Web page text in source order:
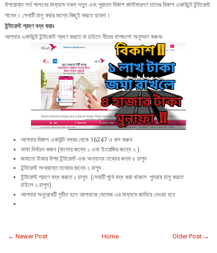
উপরোক্ত শর্ত পালনের মাধ্যমে সকল নতুন এবং পুরাতন বিকাশ কাস্টমারগণ তাদের বিকাশ একাউন্টে ইন্টারেস্ট
পাবেন। সেবাটি চালু করার জন্যে কিছুই করতে হবেনা।
ইন্টারেস্ট গ্রহণ বন্ধ করাঃ
আপনার একাউন্টে ইন্টারেস্ট গ্রহণ করতে না চাইলে নীচের ধাপগুলো অনুসরণ করুনঃ
আপনার বিকাশ একাউন্ট নম্বর থেকে 16247 এ কল করুন
ভাষা নির্বাচন করুন (বাংলার জন্যে ১ এবং ইংরেজির জন্যে ২ )
জমানো টাকার উপর ইন্টারেস্ট এবং অন্যান্য তথ্যের জন্য ৫ চাপুন
ইন্টারেস্ট সংক্রান্ত তথ্যের জন্যে ১ চাপুন
ইন্টারেস্ট গ্রহণ বন্ধ করতে ১ চাপুন (সেবাটি পূর্বে বন্ধ করা থাকলে পুনরায় চালু করতে
চাইলে ২ চাপুন)
আপনার অনুরোধটি গৃহীত হলে আপনাকে মেসেজ এর মাধ্যমে জানিয়ে দেওয়া হবে
← Newer Post Older Post →
Home